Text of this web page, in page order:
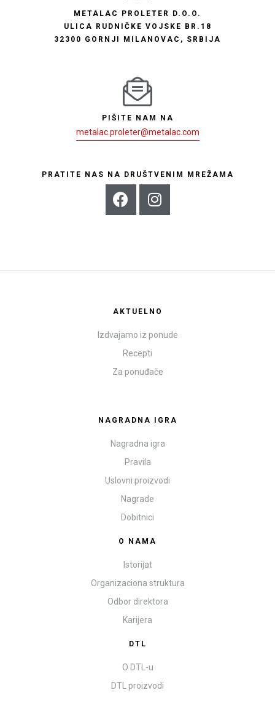
METALAC PROLETER D.O.O.
ULICA RUDNIČKE VOJSKE BR.18
32300 GORNJI MILANOVAC, SRBIJA
PIŠITE NAM NA
metalac.proleter@metalac.com
PRATITE NAS NA DRUŠTVENIM MREŽAMA
AKTUELNO
Izdvajamo iz ponude
Recepti
Za ponuđače
NAGRADNA IGRA
Nagradna igra
Pravila
Uslovni proizvodi
Nagrade
Dobitnici
O NAMA
Istorijat
Organizaciona struktura
Odbor direktora
Karijera
DTL
O DTL-u
DTL proizvodi